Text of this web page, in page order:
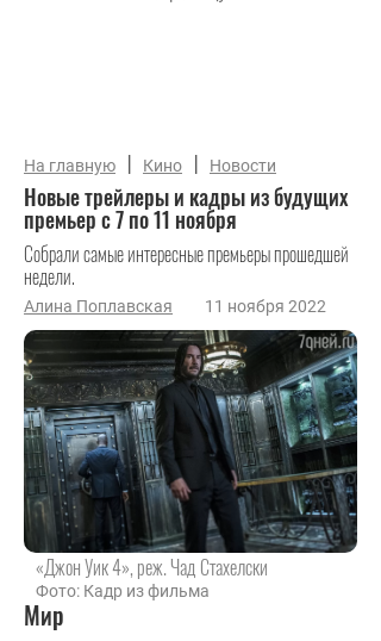
На главную | Кино | Новости
Новые трейлеры и кадры из будущих
премьер с 7 по 11 ноября
Собрали самые интересные премьеры прошедшей
недели.
Алина Поплавская 11 ноября 2022
«Джон Уик 4», реж. Чад Стахелски
Фото: Кадр из фильма
Мир